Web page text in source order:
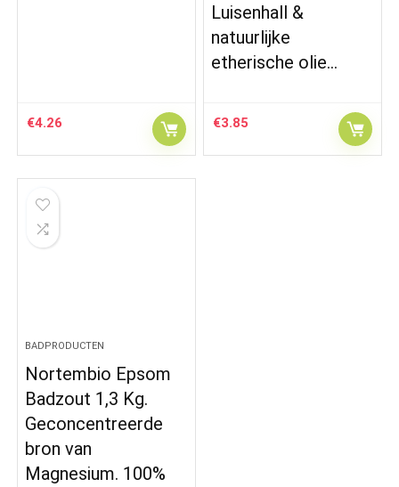
€4.26
Luisenhall &
natuurlijke
etherische olie…
€3.85
BADPRODUCTEN
Nortembio Epsom
Badzout 1,3 Kg.
Geconcentreerde
bron van
Magnesium. 100%